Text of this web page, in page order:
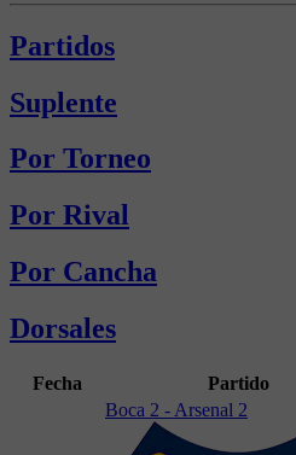
Partidos
Suplente
Por Torneo
Por Rival
Por Cancha
Dorsales
Fecha Partido
Boca 2 - Arsenal 2